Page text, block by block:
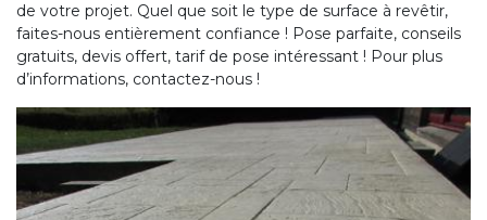
de votre projet. Quel que soit le type de surface à revêtir,
faites-nous entièrement confiance ! Pose parfaite, conseils
gratuits, devis offert, tarif de pose intéressant ! Pour plus
d’informations, contactez-nous !